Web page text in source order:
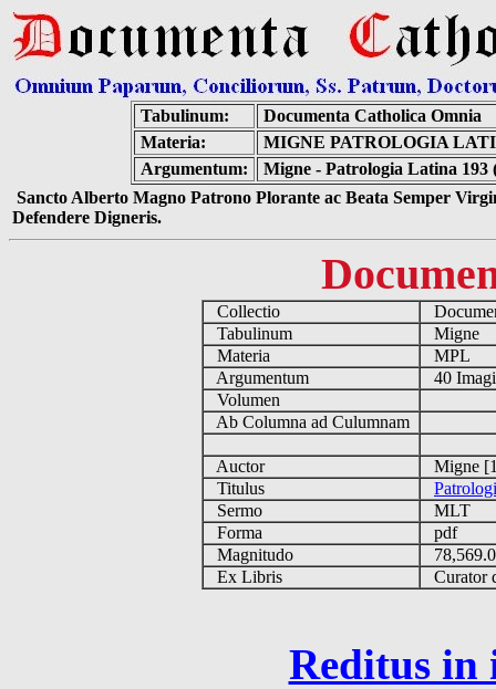
Tabulinum:
Documenta Catholica Omnia
Materia:
MIGNE PATROLOGIA
Argumentum:
Migne - Patrologia Latina 193
Sancto Alberto Magno Patrono Plorante ac Beata Semper
Defendere Digneris.
Collectio
Tabulinum
Migne
Materia
MPL
Argumentum
40
Volumen
Ab Columna ad Culumnam
Auctor
Migne
Titulus
Sermo
MLT
Forma
pdf
Magnitudo
Ex Libris
Curator
Reditus in